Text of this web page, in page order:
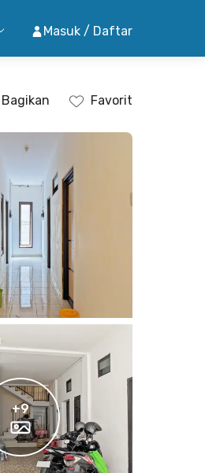
Masuk / Daftar
Bagikan Favorit
+9